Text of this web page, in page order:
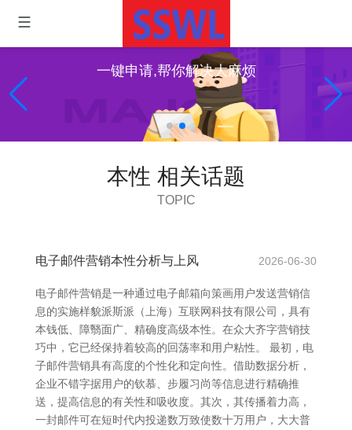
一键申请,帮你解决大麻烦
本性 相关话题
TOPIC
电子邮件营销本性分析与上风 2026-06-30
电子邮件营销是一种通过电子邮箱向策画用户发送营销信
息的实施样貌派斯派（上海）互联网科技有限公司，具有
本钱低、障翳面广、精确度高级本性。在众大齐字营销技
巧中，它已经保持着较高的回荡率和用户粘性。 最初，电
子邮件营销具有高度的个性化和定向性。借助数据分析，
企业不错字据用户的钦慕、步履习尚等信息进行精确推
送，提高信息的有关性和吸收度。其次，其传播着力高，
一封邮件可在短时代内投递数万致使数十万用户，大大普